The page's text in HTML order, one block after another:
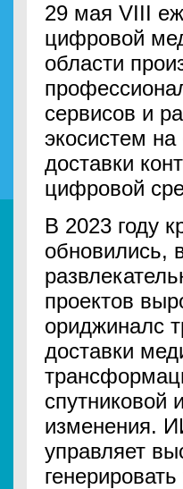
29 мая VIII
цифровой
области
сервисов и
экосистем
доставки
цифровой
В 2023 году
обновились,
проектов
ориджиналс
доставки
спутниковой
изменения.
управляет